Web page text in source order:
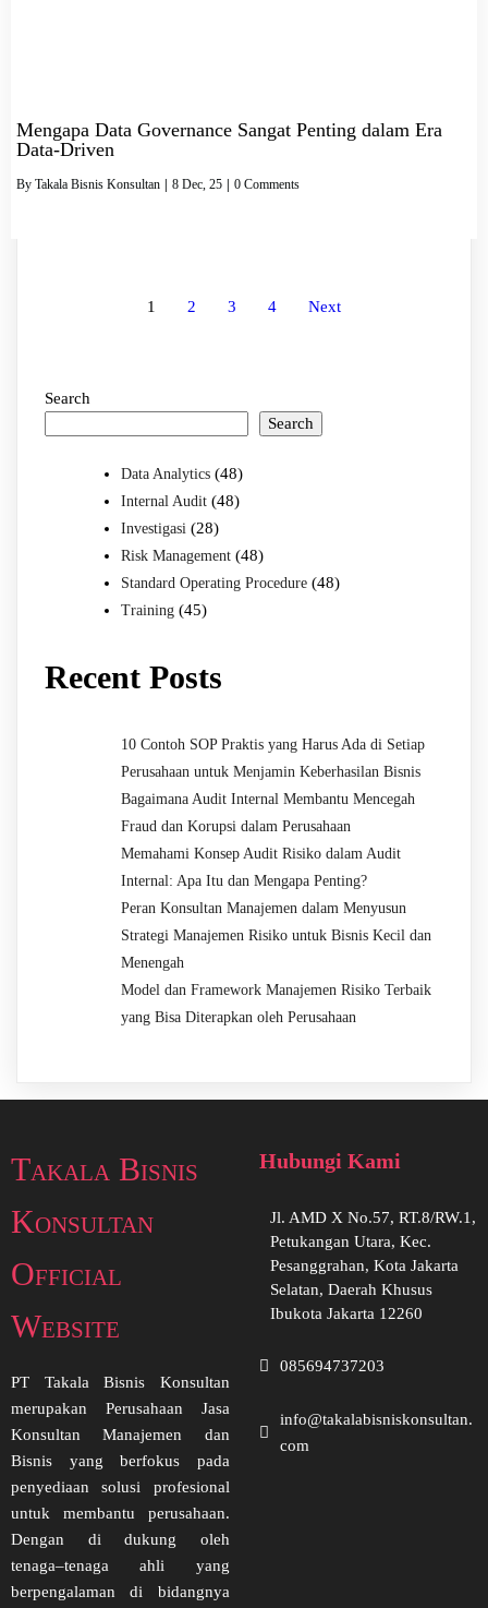
Mengapa Data Governance Sangat Penting dalam Era
Data-Driven
By Takala Bisnis Konsultan | 8 Dec, 25 | 0 Comments
1 2 3 4 Next
Search
Search
Data Analytics (48)
Internal Audit (48)
Investigasi (28)
Risk Management (48)
Standard Operating Procedure (48)
Training (45)
Recent Posts
10 Contoh SOP Praktis yang Harus Ada di Setiap
Perusahaan untuk Menjamin Keberhasilan Bisnis
Bagaimana Audit Internal Membantu Mencegah
Fraud dan Korupsi dalam Perusahaan
Memahami Konsep Audit Risiko dalam Audit
Internal: Apa Itu dan Mengapa Penting?
Peran Konsultan Manajemen dalam Menyusun
Strategi Manajemen Risiko untuk Bisnis Kecil dan
Menengah
Model dan Framework Manajemen Risiko Terbaik
yang Bisa Diterapkan oleh Perusahaan
Takala Bisnis
Konsultan
Official
Website
PT Takala Bisnis Konsultan
merupakan Perusahaan Jasa
Konsultan Manajemen dan
Bisnis yang berfokus pada
penyediaan solusi profesional
untuk membantu perusahaan.
Dengan di dukung oleh
tenaga–tenaga ahli yang
berpengalaman di bidangnya
Hubungi Kami
Jl. AMD X No.57, RT.8/RW.1,
Petukangan Utara, Kec.
Pesanggrahan, Kota Jakarta
Selatan, Daerah Khusus
Ibukota Jakarta 12260
085694737203
info@takalabisniskonsultan.
com